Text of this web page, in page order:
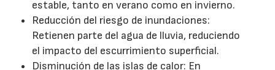
estable, tanto en verano como en invierno.
Reducción del riesgo de inundaciones:
Retienen parte del agua de lluvia, reduciendo
el impacto del escurrimiento superficial.
Disminución de las islas de calor: En